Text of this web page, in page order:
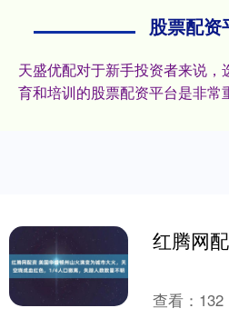
股票配资
天盛优配对于新手投资者来说，
育和培训的股票配资平台是非常
查看： 132